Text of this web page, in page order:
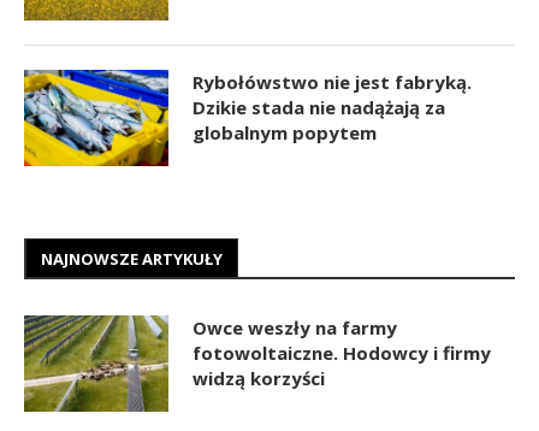
Rybołówstwo nie jest fabryką.
Dzikie stada nie nadążają za
globalnym popytem
NAJNOWSZE ARTYKUŁY
Owce weszły na farmy
fotowoltaiczne. Hodowcy i firmy
widzą korzyści